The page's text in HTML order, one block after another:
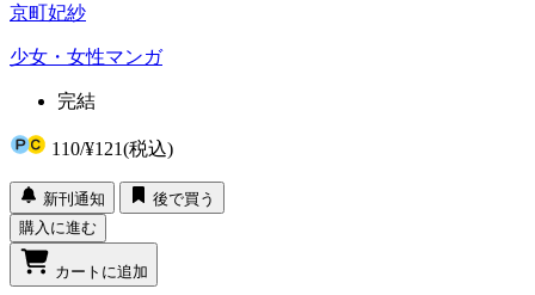
京町妃紗
少女・女性マンガ
完結
110/¥121(税込)
新刊通知
後で買う
購入に進む
カートに追加